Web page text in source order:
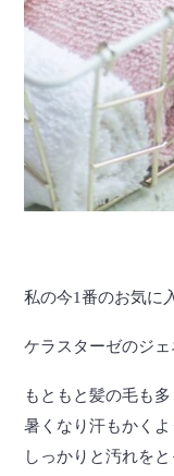
私の今1番のお気に
ケラスターゼのジ
もともと髪の毛も
暑くなり汗もかく
しっかりと汚れを